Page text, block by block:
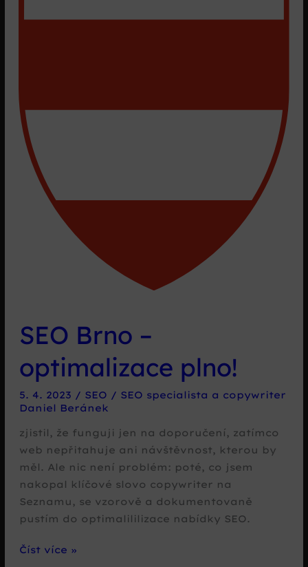
a
kreativní
SEO
SEO Brno –
optimalizace plno!
5. 4. 2023 / SEO / SEO specialista a copywriter
Daniel Beránek
zjistil, že funguji jen na doporučení, zatímco
web nepřitahuje ani návštěvnost, kterou by
měl. Ale nic není problém: poté, co jsem
nakopal klíčové slovo copywriter na
Seznamu, se vzorově a dokumentovaně
pustím do optimalililizace nabídky SEO.
SEO
Číst více »